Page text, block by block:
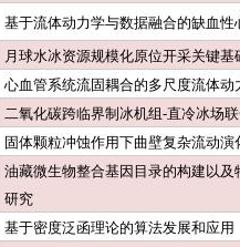
基于流体动力学与数据融合的缺血
月球水冰资源规模化原位开采关键基
心血管系统流固耦合的多尺度流体动
二氧化碳跨临界制冰机组-直冷冰场
固体颗粒冲蚀作用下曲壁复杂流动
油藏微生物整合基因目录的构建以
研究
基于密度泛函理论的算法发展和应用